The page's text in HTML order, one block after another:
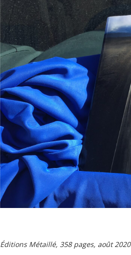
Éditions Métaillé, 358 pages, août 2020